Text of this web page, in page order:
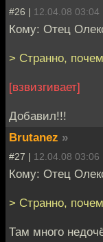
#26 | 12.04.08 03:04
Кому: Отец
> Странно,
[взвизгивает]
Добавил!!!
Brutanez »
#27 | 12.04.08 03:06
Кому: Отец
> Странно,
Там много